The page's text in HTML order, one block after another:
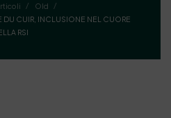
/ Old
/
DU CUIR, INCLUSIONE NEL CUORE
RSI